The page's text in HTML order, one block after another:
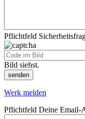
Pflichtfeld
Bild siehst.
senden
Werk melden
Pflichtfeld Deine Email-